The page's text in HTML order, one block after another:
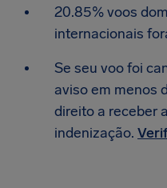
20.85% voos
internacionais
Se seu voo foi
aviso em menos
direito a receber
indenização.